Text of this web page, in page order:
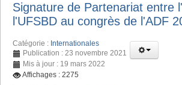
Signature de Partenariat entre
l'UFSBD au congrès de l'ADF
Catégorie : Internationales
Publication : 23 novembre 2021
Mis à jour : 19 mars 2022
Affichages : 2275